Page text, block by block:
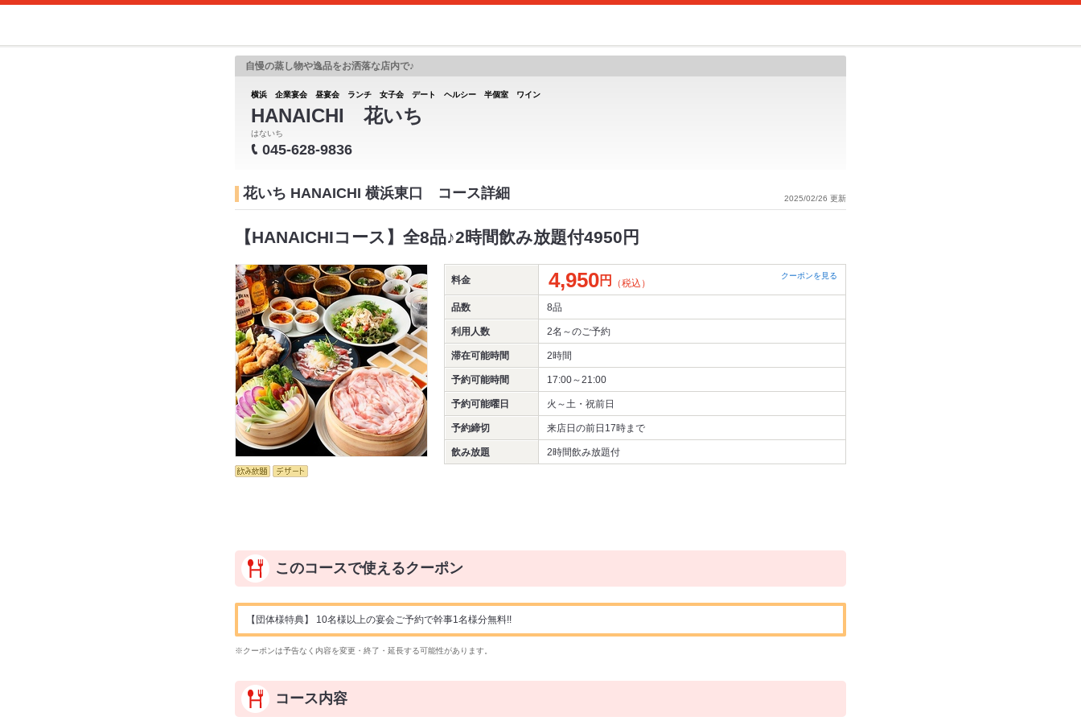
自慢の蒸し物や逸品をお洒落な店内で♪
横浜 企業宴会 昼宴会 ランチ 女子会 デート ヘルシー 半個室 ワイン
HANAICHI 花いち
はないち
045-628-9836
2025/02/26 更新
花いち HANAICHI 横浜東口 コース詳細
【HANAICHIコース】全8品♪2時間飲み放題付4950円
料金 4,950円 （税込）
クーポンを見る
品数 8品
利用人数 2名～のご予約
滞在可能時間 2時間
予約可能時間 17:00～21:00
予約可能曜日 火～土・祝前日
予約締切 来店日の前日17時まで
飲み放題 2時間飲み放題付
このコースで使えるクーポン
【団体様特典】 10名様以上の宴会ご予約で幹事1名様分無料!!
※クーポンは予告なく内容を変更・終了・延長する可能性があります。
コース内容